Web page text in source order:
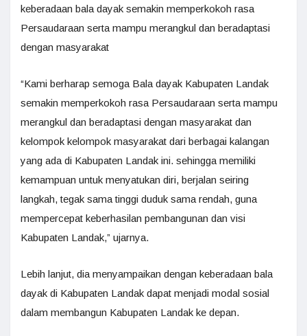
keberadaan bala dayak semakin memperkokoh rasa
Persaudaraan serta mampu merangkul dan beradaptasi
dengan masyarakat
“Kami berharap semoga Bala dayak Kabupaten Landak
semakin memperkokoh rasa Persaudaraan serta mampu
merangkul dan beradaptasi dengan masyarakat dan
kelompok kelompok masyarakat dari berbagai kalangan
yang ada di Kabupaten Landak ini. sehingga memiliki
kemampuan untuk menyatukan diri, berjalan seiring
langkah, tegak sama tinggi duduk sama rendah, guna
mempercepat keberhasilan pembangunan dan visi
Kabupaten Landak,” ujarnya.
Lebih lanjut, dia menyampaikan dengan keberadaan bala
dayak di Kabupaten Landak dapat menjadi modal sosial
dalam membangun Kabupaten Landak ke depan.